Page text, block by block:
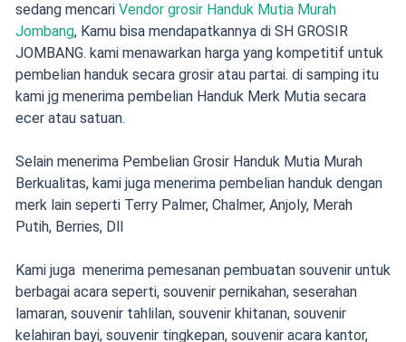
sedang mencari Vendor grosir Handuk Mutia Murah
Jombang, Kamu bisa mendapatkannya di SH GROSIR
JOMBANG. kami menawarkan harga yang kompetitif untuk
pembelian handuk secara grosir atau partai. di samping itu
kami jg menerima pembelian Handuk Merk Mutia secara
ecer atau satuan.
Selain menerima Pembelian Grosir Handuk Mutia Murah
Berkualitas, kami juga menerima pembelian handuk dengan
merk lain seperti Terry Palmer, Chalmer, Anjoly, Merah
Putih, Berries, Dll
Kami juga menerima pemesanan pembuatan souvenir untuk
berbagai acara seperti, souvenir pernikahan, seserahan
lamaran, souvenir tahlilan, souvenir khitanan, souvenir
kelahiran bayi, souvenir tingkepan, souvenir acara kantor,